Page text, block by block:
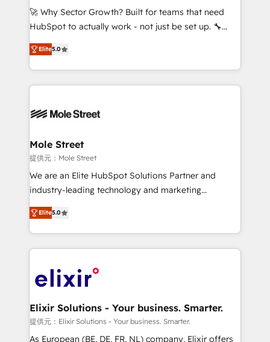
with good people' and have worked with incredible
brands. You can see some of them on our website,
🚀 Why Sector Growth? Built for teams that need
HubSpot to actually work - not just be set up. 🔧
HubSpot Experts: Onboarding, migrations,
automation, and training built for adoption. ⚡ Highly
Technical Execution: ERP, EMR and Custom
Integrations; complex builds delivered in weeks, not
workflows; automation agents; process optimization
Healthcare: HIPAA implementations; secure data
workflows 💼 Financial Services: compliant
workflows; audit-ready reporting ⚖️ Legal: client
intake; pipeline and document workflows 🛒 E-
revenue automation 🏢 Real Estate: deal pipelines;
portfolio and lifecycle management 🏭
HIPAA-aware; CASL-compliant; GDPR-ready
implementations where required 💡 Why 500+
built to scale.
Elite5.0
Mole Street
提供元：Mole Street
We are an Elite HubSpot Solutions Partner and
industry-leading technology and marketing
consultancy. Our focus is on enterprise and mid-
market B2B companies globally that want a strategic
approach to execute their goals through creative
applications of our solutions; Technical HubSpot
Design, Migrations + Integrations. Mole Street’s
greatness, which is achieved through creating
absolute clarity, derived from a well-defined
strategy, executed well, and reported on with clear
Elite5.0
Elixir Solutions - Your business. Smarter.
提供元：Elixir Solutions - Your business. Smarter.
As European (BE, DE, FR, NL) company, Elixir offers